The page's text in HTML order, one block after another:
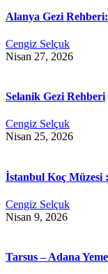
Alanya Gezi
Cengiz Selçuk
Nisan 27, 2026
Selanik Gezi Rehberi
Cengiz Selçuk
Nisan 25, 2026
İstanbul Koç Müzesi
Cengiz Selçuk
Nisan 9, 2026
Tarsus – Adana